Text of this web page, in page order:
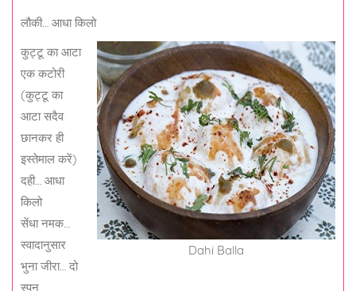
लौकी… आधा किलो
Dahi Balla
कुट्टू का आटा
एक कटोरी
(कुट्टू का
आटा सदैव
छानकर ही
इस्तेमाल करें)
दही… आधा
किलो
सेंधा नमक…
स्वादानुसार
भुना जीरा… दो
स्पून